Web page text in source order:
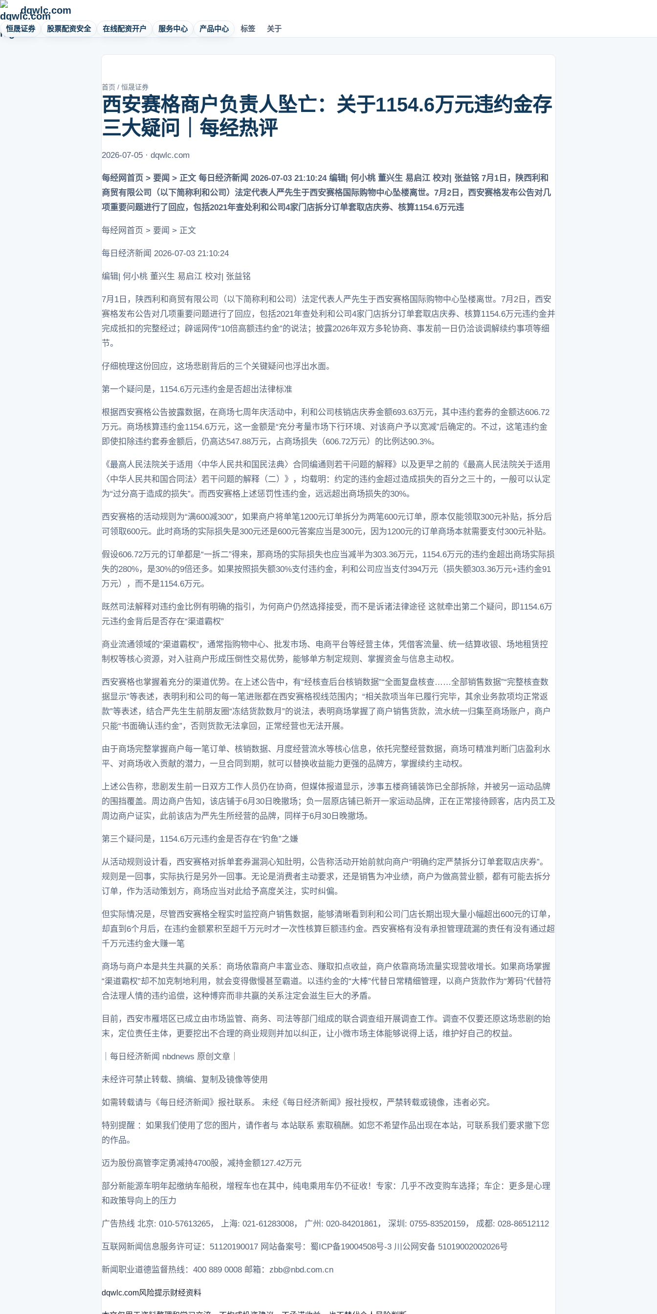
dqwlc.com
恒晟证券 股票配资安全 在线配资开户 服务中心 产品中心 标签 关于
首页 / 恒晟证券
西安赛格商户负责人坠亡：关于1154.6万元违约金存
三大疑问｜每经热评
2026-07-05 · dqwlc.com
每经网首页 > 要闻 > 正文 每日经济新闻 2026-07-03 21:10:24 编辑| 何小桃 董兴生 易启江 校对| 张益铭 7月1日，陕西利和
商贸有限公司（以下简称利和公司）法定代表人严先生于西安赛格国际购物中心坠楼离世。7月2日，西安赛格发布公告对几
项重要问题进行了回应，包括2021年查处利和公司4家门店拆分订单套取店庆券、核算1154.6万元违
每经网首页 > 要闻 > 正文
每日经济新闻 2026-07-03 21:10:24
编辑| 何小桃 董兴生 易启江 校对| 张益铭
7月1日，陕西利和商贸有限公司（以下简称利和公司）法定代表人严先生于西安赛格国际购物中心坠楼离世。7月2日，西安
赛格发布公告对几项重要问题进行了回应，包括2021年查处利和公司4家门店拆分订单套取店庆券、核算1154.6万元违约金并
完成抵扣的完整经过；辟谣网传“10倍高额违约金”的说法；披露2026年双方多轮协商、事发前一日仍洽谈调解续约事项等细
节。
仔细梳理这份回应，这场悲剧背后的三个关键疑问也浮出水面。
第一个疑问是，1154.6万元违约金是否超出法律标准
根据西安赛格公告披露数据，在商场七周年庆活动中，利和公司核销店庆券金额693.63万元，其中违约套券的金额达606.72
万元。商场核算违约金1154.6万元，这一金额是“充分考量市场下行环境、对该商户予以宽减”后确定的。不过，这笔违约金
即使扣除违约套券金额后，仍高达547.88万元，占商场损失（606.72万元）的比例达90.3%。
《最高人民法院关于适用〈中华人民共和国民法典〉合同编通则若干问题的解释》以及更早之前的《最高人民法院关于适用
〈中华人民共和国合同法〉若干问题的解释（二）》，均载明：约定的违约金超过造成损失的百分之三十的，一般可以认定
为“过分高于造成的损失”。而西安赛格上述惩罚性违约金，远远超出商场损失的30%。
西安赛格的活动规则为“满600减300”，如果商户将单笔1200元订单拆分为两笔600元订单，原本仅能领取300元补贴，拆分后
可领取600元。此时商场的实际损失是300元还是600元答案应当是300元，因为1200元的订单商场本就需要支付300元补贴。
假设606.72万元的订单都是“一拆二”得来，那商场的实际损失也应当减半为303.36万元，1154.6万元的违约金超出商场实际损
失的280%，是30%的9倍还多。如果按照损失额30%支付违约金，利和公司应当支付394万元（损失额303.36万元+违约金91
万元），而不是1154.6万元。
既然司法解释对违约金比例有明确的指引，为何商户仍然选择接受，而不是诉诸法律途径 这就牵出第二个疑问，即1154.6万
元违约金背后是否存在“渠道霸权”
商业流通领域的“渠道霸权”，通常指购物中心、批发市场、电商平台等经营主体，凭借客流量、统一结算收银、场地租赁控
制权等核心资源，对入驻商户形成压倒性交易优势，能够单方制定规则、掌握资金与信息主动权。
西安赛格也掌握着充分的渠道优势。在上述公告中，有“经核查后台核销数据”“全面复盘核查……全部销售数据”“完整核查数
据显示”等表述，表明利和公司的每一笔进账都在西安赛格视线范围内；“相关款项当年已履行完毕，其余业务款项均正常返
款”等表述，结合严先生生前朋友圈“冻结货款数月”的说法，表明商场掌握了商户销售货款，流水统一归集至商场账户，商户
只能“书面确认违约金”，否则货款无法拿回，正常经营也无法开展。
由于商场完整掌握商户每一笔订单、核销数据、月度经营流水等核心信息，依托完整经营数据，商场可精准判断门店盈利水
平、对商场收入贡献的潜力，一旦合同到期，就可以替换收益能力更强的品牌方，掌握续约主动权。
上述公告称，悲剧发生前一日双方工作人员仍在协商，但媒体报道显示，涉事五楼商铺装饰已全部拆除，并被另一运动品牌
的围挡覆盖。周边商户告知，该店铺于6月30日晚撤场；负一层原店铺已新开一家运动品牌，正在正常接待顾客，店内员工及
周边商户证实，此前该店为严先生所经营的品牌，同样于6月30日晚撤场。
第三个疑问是，1154.6万元违约金是否存在“钓鱼”之嫌
从活动规则设计看，西安赛格对拆单套券漏洞心知肚明，公告称活动开始前就向商户“明确约定严禁拆分订单套取店庆券”。
规则是一回事，实际执行是另外一回事。无论是消费者主动要求，还是销售为冲业绩，商户为做高营业额，都有可能去拆分
订单，作为活动策划方，商场应当对此给予高度关注，实时纠偏。
但实际情况是，尽管西安赛格全程实时监控商户销售数据，能够清晰看到利和公司门店长期出现大量小幅超出600元的订单，
却直到6个月后，在违约金额累积至超千万元时才一次性核算巨额违约金。西安赛格有没有承担管理疏漏的责任有没有通过超
千万元违约金大赚一笔
商场与商户本是共生共赢的关系：商场依靠商户丰富业态、赚取扣点收益，商户依靠商场流量实现营收增长。如果商场掌握
“渠道霸权”却不加克制地利用，就会变得傲慢甚至霸道。以违约金的“大棒”代替日常精细管理，以商户货款作为“筹码”代替符
合法理人情的违约追偿，这种博弈而非共赢的关系注定会滋生巨大的矛盾。
目前，西安市雁塔区已成立由市场监管、商务、司法等部门组成的联合调查组开展调查工作。调查不仅要还原这场悲剧的始
末，定位责任主体，更要挖出不合理的商业规则并加以纠正，让小微市场主体能够说得上话，维护好自己的权益。
｜每日经济新闻 nbdnews 原创文章｜
未经许可禁止转载、摘编、复制及镜像等使用
如需转载请与《每日经济新闻》报社联系。 未经《每日经济新闻》报社授权，严禁转载或镜像，违者必究。
特别提醒 ：如果我们使用了您的图片，请作者与 本站联系 索取稿酬。如您不希望作品出现在本站，可联系我们要求撤下您
的作品。
迈为股份高管李定勇减持4700股，减持金额127.42万元
部分新能源车明年起缴纳车船税，增程车也在其中，纯电乘用车仍不征收！专家：几乎不改变购车选择；车企：更多是心理
和政策导向上的压力
广告热线 北京: 010-57613265， 上海: 021-61283008， 广州: 020-84201861， 深圳: 0755-83520159， 成都: 028-86512112
互联网新闻信息服务许可证：51120190017 网站备案号：蜀ICP备19004508号-3 川公网安备 51019002002026号
新闻职业道德监督热线：400 889 0008 邮箱：zbb@nbd.com.cn
dqwlc.com风险提示财经资料